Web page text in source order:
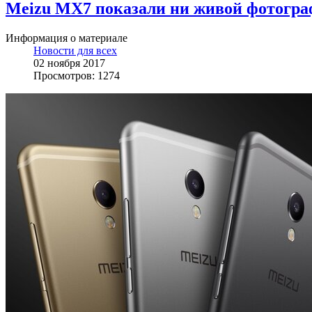
Meizu MX7 показали ни живой
Информация о материале
Новости для всех
02 ноября 2017
Просмотров: 1274